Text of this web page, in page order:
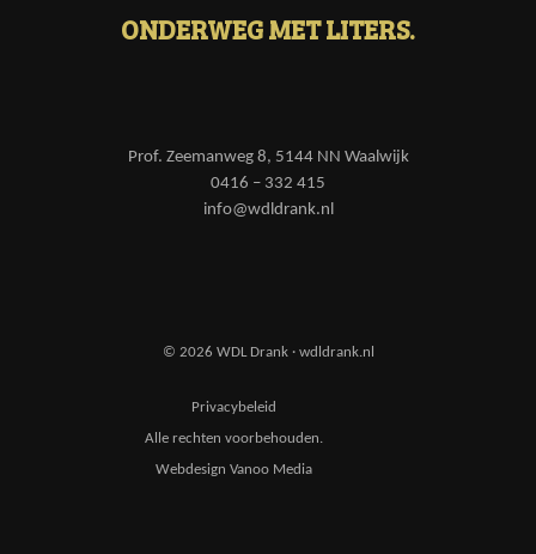
ONDERWEG MET LITERS.
Prof. Zeemanweg 8, 5144 NN Waalwijk
0416 – 332 415
info@wdldrank.nl
© 2026 WDL Drank · wdldrank.nl
Privacybeleid
Alle rechten voorbehouden.
Webdesign Vanoo Media